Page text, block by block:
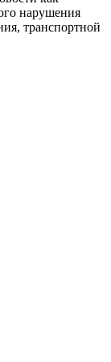
нарушения
транспортной